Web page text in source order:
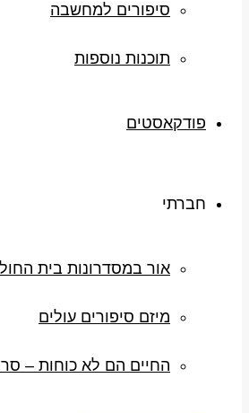
סיפורים למחשבה
תוכנות נוספות
פודקאסטים
חברתי
אור במסדרונות בית
מיזם סיפורים עולים
החיים הם לא כוחות –